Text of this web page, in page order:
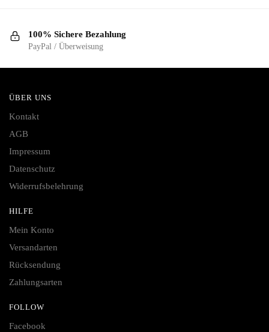
100% Sichere Bezahlung
PayPal / Überweisung
ÜBER UNS
Kontakt
AGB
Impressum
Datenschutz
Widerrufsbelehrung
HILFE
Mein Konto
Versandarten
Rücksendung
Zahlungsarten
FOLLOW
Facebook